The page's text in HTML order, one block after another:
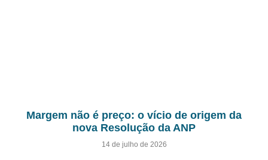
Margem não é preço: o vício de origem da
nova Resolução da ANP
14 de julho de 2026